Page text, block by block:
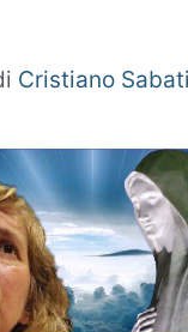
Cristiano